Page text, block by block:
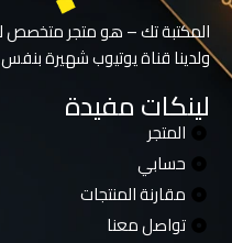
المكتبة تك – هو متجر متخصص
ولدينا قناة يوتيوب شهيرة
لينكات مفيدة
المتجر
حسابي
مقارنة المنتجات
تواصل معنا